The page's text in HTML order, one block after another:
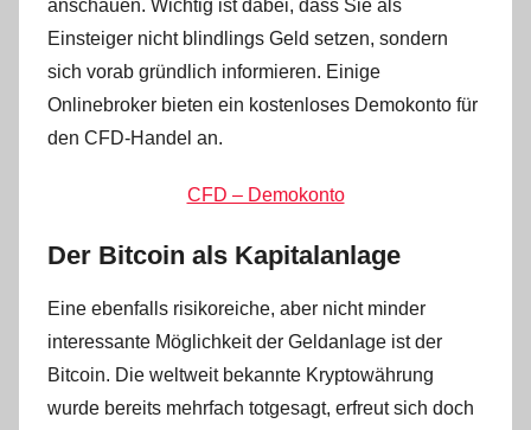
anschauen. Wichtig ist dabei, dass Sie als
Einsteiger nicht blindlings Geld setzen, sondern
sich vorab gründlich informieren. Einige
Onlinebroker bieten ein kostenloses Demokonto für
den CFD-Handel an.
CFD – Demokonto
Der Bitcoin als Kapitalanlage
Eine ebenfalls risikoreiche, aber nicht minder
interessante Möglichkeit der Geldanlage ist der
Bitcoin. Die weltweit bekannte Kryptowährung
wurde bereits mehrfach totgesagt, erfreut sich doch